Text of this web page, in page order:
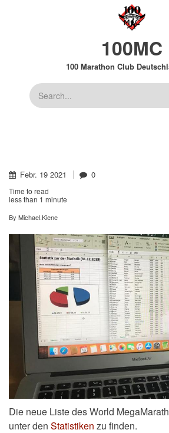
100MC
100 Marathon Club
Suche
Febr. 19 2021 0
Time to read
less than 1 minute
By Michael.Kiene
Die neue Liste des World
unter den Statistiken zu finden.